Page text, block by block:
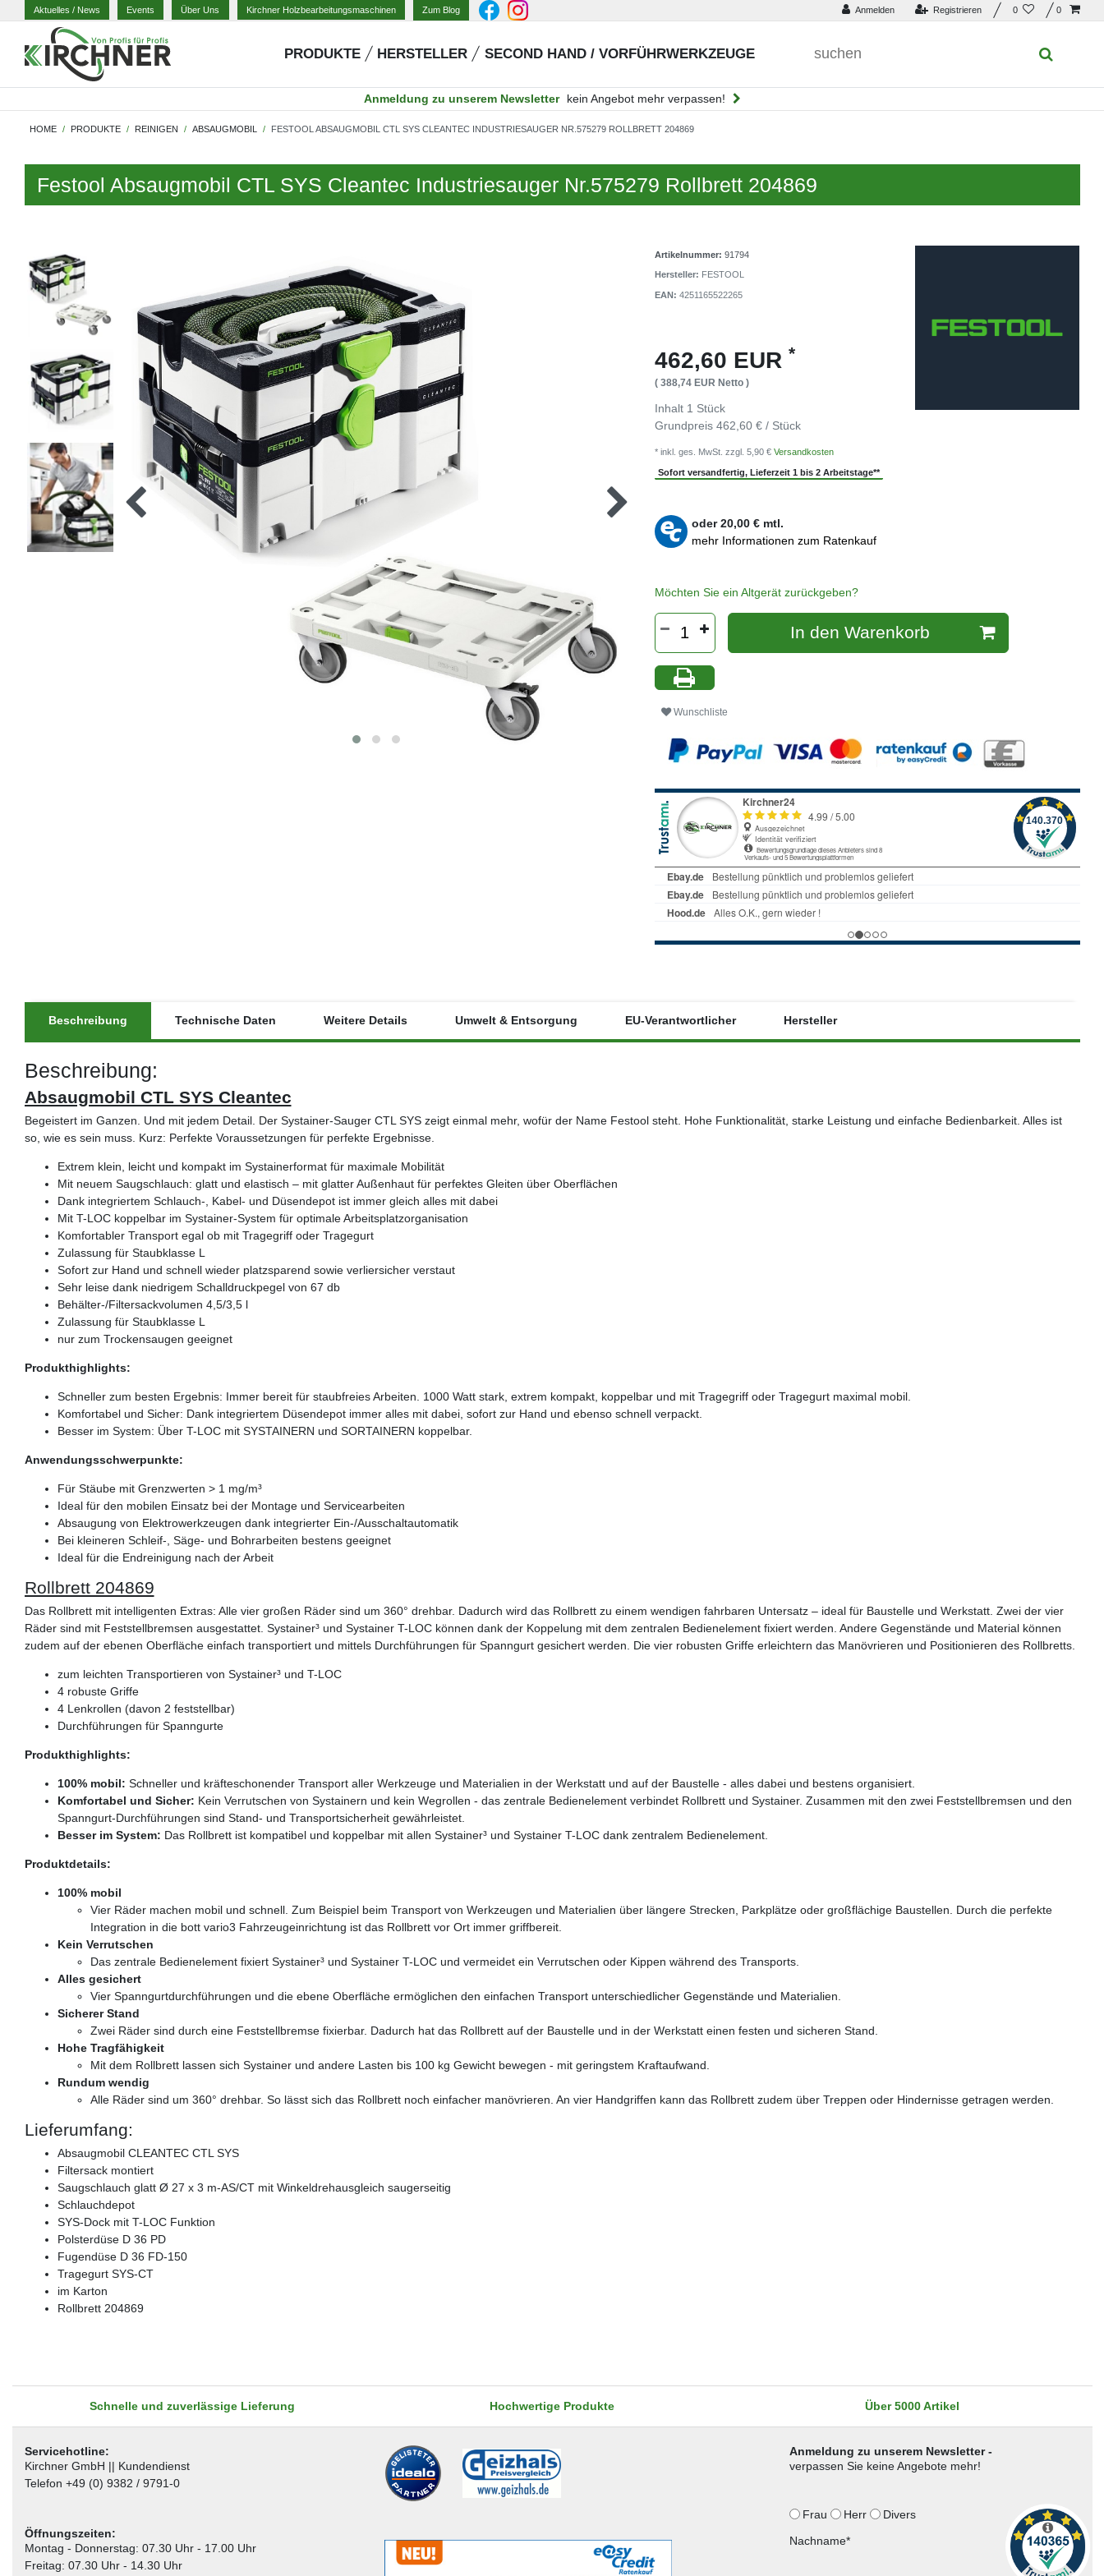
Anmelden Registrieren 0 0
Aktuelles / News Events Über Uns Kirchner Holzbearbeitungsmaschinen Zum Blog
PRODUKTE HERSTELLER SECOND HAND / VORFÜHRWERKZEUGE
Anmeldung zu unserem Newsletter kein Angebot mehr verpassen!
HOME PRODUKTE REINIGEN ABSAUGMOBIL FESTOOL ABSAUGMOBIL CTL SYS CLEANTEC INDUSTRIESAUGER NR.575279 ROLLBRETT 204869
Festool Absaugmobil CTL SYS Cleantec Industriesauger Nr.575279 Rollbrett 204869
Artikelnummer: 91794
Hersteller: FESTOOL
EAN: 4251165522265
462,60 EUR *
( 388,74 EUR Netto )
Inhalt 1 Stück
Grundpreis 462,60 € / Stück
* inkl. ges. MwSt. zzgl. 5,90 € Versandkosten
Sofort versandfertig, Lieferzeit 1 bis 2 Arbeitstage**
oder20,00€ mtl.
mehr Informationen zum Ratenkauf
Möchten Sie ein Altgerät zurückgeben?
In den Warenkorb
Wunschliste
Beschreibung Technische Daten Weitere Details Umwelt & Entsorgung EU-Verantwortlicher Hersteller
Beschreibung:
Absaugmobil CTL SYS Cleantec
Begeistert im Ganzen. Und mit jedem Detail. Der Systainer-Sauger CTL SYS zeigt einmal mehr, wofür der Name Festool steht. Hohe Funktionalität, starke Leistung und einfache Bedienbarkeit. Alles ist
so, wie es sein muss. Kurz: Perfekte Voraussetzungen für perfekte Ergebnisse.
Extrem klein, leicht und kompakt im Systainerformat für maximale Mobilität
Mit neuem Saugschlauch: glatt und elastisch – mit glatter Außenhaut für perfektes Gleiten über Oberflächen
Dank integriertem Schlauch-, Kabel- und Düsendepot ist immer gleich alles mit dabei
Mit T-LOC koppelbar im Systainer-System für optimale Arbeitsplatzorganisation
Komfortabler Transport egal ob mit Tragegriff oder Tragegurt
Zulassung für Staubklasse L
Sofort zur Hand und schnell wieder platzsparend sowie verliersicher verstaut
Sehr leise dank niedrigem Schalldruckpegel von 67 db
Behälter-/Filtersackvolumen 4,5/3,5 l
Zulassung für Staubklasse L
nur zum Trockensaugen geeignet
Produkthighlights:
Schneller zum besten Ergebnis: Immer bereit für staubfreies Arbeiten. 1000 Watt stark, extrem kompakt, koppelbar und mit Tragegriff oder Tragegurt maximal mobil.
Komfortabel und Sicher: Dank integriertem Düsendepot immer alles mit dabei, sofort zur Hand und ebenso schnell verpackt.
Besser im System: Über T-LOC mit SYSTAINERN und SORTAINERN koppelbar.
Anwendungsschwerpunkte:
Für Stäube mit Grenzwerten > 1 mg/m³
Ideal für den mobilen Einsatz bei der Montage und Servicearbeiten
Absaugung von Elektrowerkzeugen dank integrierter Ein-/Ausschaltautomatik
Bei kleineren Schleif-, Säge- und Bohrarbeiten bestens geeignet
Ideal für die Endreinigung nach der Arbeit
Rollbrett 204869
Das Rollbrett mit intelligenten Extras: Alle vier großen Räder sind um 360° drehbar. Dadurch wird das Rollbrett zu einem wendigen fahrbaren Untersatz – ideal für Baustelle und Werkstatt. Zwei der vier
Räder sind mit Feststellbremsen ausgestattet. Systainer³ und Systainer T-LOC können dank der Koppelung mit dem zentralen Bedienelement fixiert werden. Andere Gegenstände und Material können
zudem auf der ebenen Oberfläche einfach transportiert und mittels Durchführungen für Spanngurt gesichert werden. Die vier robusten Griffe erleichtern das Manövrieren und Positionieren des Rollbretts.
zum leichten Transportieren von Systainer³ und T-LOC
4 robuste Griffe
4 Lenkrollen (davon 2 feststellbar)
Durchführungen für Spanngurte
Produkthighlights:
100% mobil: Schneller und kräfteschonender Transport aller Werkzeuge und Materialien in der Werkstatt und auf der Baustelle - alles dabei und bestens organisiert.
Komfortabel und Sicher: Kein Verrutschen von Systainern und kein Wegrollen - das zentrale Bedienelement verbindet Rollbrett und Systainer. Zusammen mit den zwei Feststellbremsen und den
Spanngurt-Durchführungen sind Stand- und Transportsicherheit gewährleistet.
Besser im System: Das Rollbrett ist kompatibel und koppelbar mit allen Systainer³ und Systainer T-LOC dank zentralem Bedienelement.
Produktdetails:
100% mobil
Vier Räder machen mobil und schnell. Zum Beispiel beim Transport von Werkzeugen und Materialien über längere Strecken, Parkplätze oder großflächige Baustellen. Durch die perfekte
Integration in die bott vario3 Fahrzeugeinrichtung ist das Rollbrett vor Ort immer griffbereit.
Kein Verrutschen
Das zentrale Bedienelement fixiert Systainer³ und Systainer T-LOC und vermeidet ein Verrutschen oder Kippen während des Transports.
Alles gesichert
Vier Spanngurtdurchführungen und die ebene Oberfläche ermöglichen den einfachen Transport unterschiedlicher Gegenstände und Materialien.
Sicherer Stand
Zwei Räder sind durch eine Feststellbremse fixierbar. Dadurch hat das Rollbrett auf der Baustelle und in der Werkstatt einen festen und sicheren Stand.
Hohe Tragfähigkeit
Mit dem Rollbrett lassen sich Systainer und andere Lasten bis 100 kg Gewicht bewegen - mit geringstem Kraftaufwand.
Rundum wendig
Alle Räder sind um 360° drehbar. So lässt sich das Rollbrett noch einfacher manövrieren. An vier Handgriffen kann das Rollbrett zudem über Treppen oder Hindernisse getragen werden.
Lieferumfang:
Absaugmobil CLEANTEC CTL SYS
Filtersack montiert
Saugschlauch glatt Ø 27 x 3 m-AS/CT mit Winkeldrehausgleich saugerseitig
Schlauchdepot
SYS-Dock mit T-LOC Funktion
Polsterdüse D 36 PD
Fugendüse D 36 FD-150
Tragegurt SYS-CT
im Karton
Rollbrett 204869
Schnelle und zuverlässige Lieferung Hochwertige Produkte Über 5000 Artikel
Servicehotline:
Kirchner GmbH || Kundendienst
Telefon +49 (0) 9382 / 9791-0
Öffnungszeiten:
Montag - Donnerstag: 07.30 Uhr - 17.00 Uhr
Freitag: 07.30 Uhr - 14.30 Uhr
Anmeldung zu unserem Newsletter -
verpassen Sie keine Angebote mehr!
Frau Herr
Divers
Nachname*